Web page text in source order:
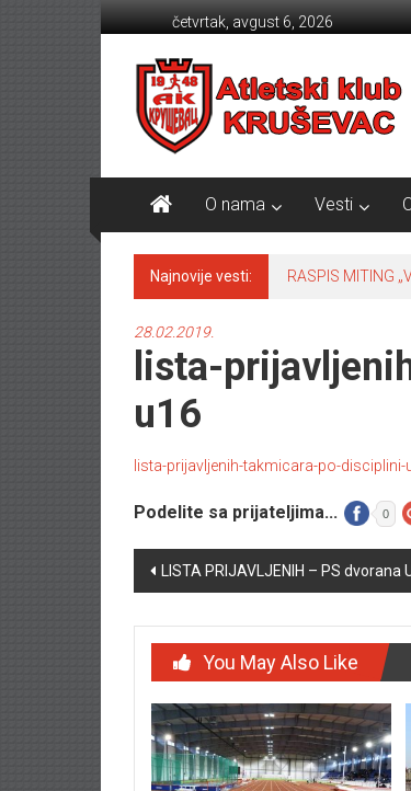
četvrtak, avgust 6, 2026
Atletski klub
O nama Vesti
Najnovije vesti: RASPIS MITING
28.02.2019.
lista-
u16
lista-prijavljenih-takmicara-po-disciplini-
Podelite sa prijateljima... 0
Post navigation
LISTA PRIJAVLJENIH – PS dvorana
You May Also Like